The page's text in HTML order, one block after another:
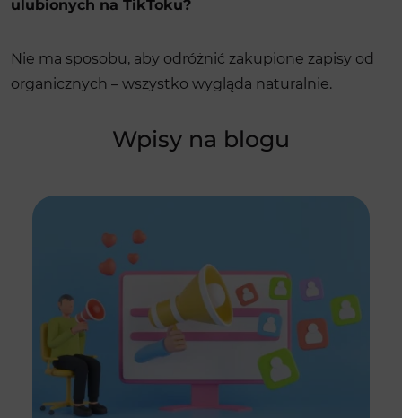
ulubionych na TikToku?
Nie ma sposobu, aby odróżnić zakupione zapisy od
organicznych – wszystko wygląda naturalnie.
Wpisy na blogu